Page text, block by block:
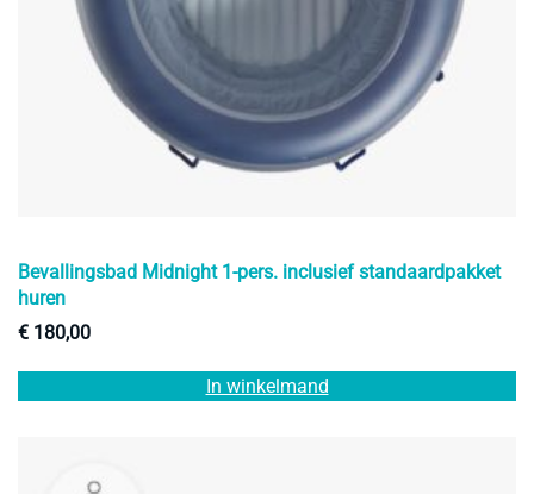
Bevallingsbad Midnight 1-pers. inclusief standaardpakket
huren
€ 180,00
In winkelmand